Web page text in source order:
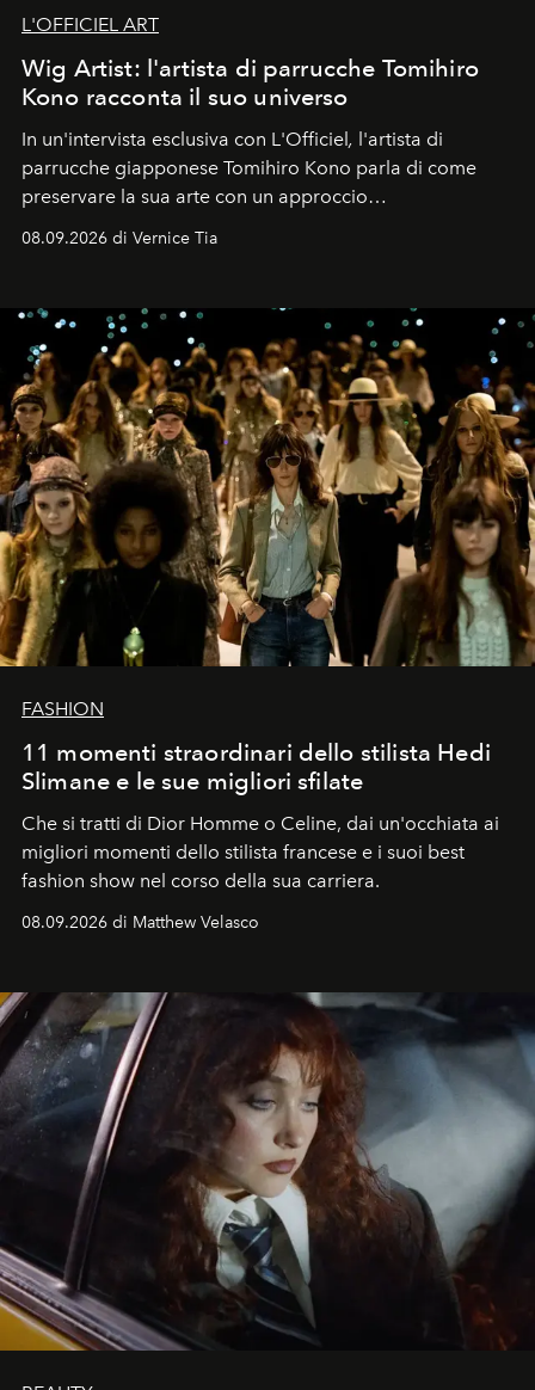
L'OFFICIEL ART
Wig Artist: l'artista di parrucche Tomihiro
Kono racconta il suo universo
In un'intervista esclusiva con L'Officiel , l'artista di
parrucche giapponese Tomihiro Kono parla di come
preservare la sua arte con un approccio
contemporaneo.
08.09.2026 di Vernice Tia
FASHION
11 momenti straordinari dello stilista Hedi
Slimane e le sue migliori sfilate
Che si tratti di Dior Homme o Celine, dai un'occhiata ai
migliori momenti dello stilista francese e i suoi best
fashion show nel corso della sua carriera.
08.09.2026 di Matthew Velasco